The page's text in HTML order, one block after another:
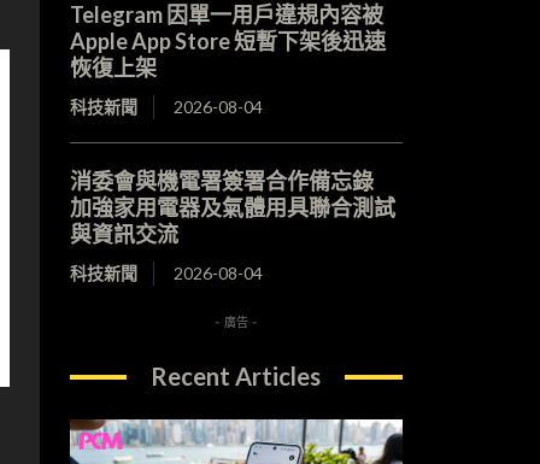
Telegram 因單一用戶違規內容被
Apple App Store 短暫下架後迅速
恢復上架
科技新聞 2026-08-04
消委會與機電署簽署合作備忘錄
加強家用電器及氣體用具聯合測試
與資訊交流
科技新聞 2026-08-04
- 廣告 -
Recent Articles